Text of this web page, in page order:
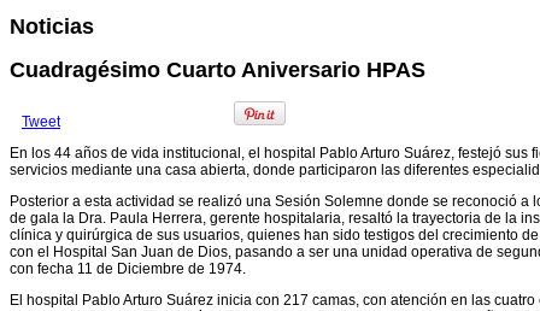
Noticias
Cuadragésimo Cuarto Aniversario HPAS
Tweet
En los 44 años de vida institucional, el hospital Pablo Arturo Suárez, festejó
servicios mediante una casa abierta, donde participaron las diferentes
Posterior a esta actividad se realizó una Sesión Solemne donde se reconoció
de gala la Dra. Paula Herrera, gerente hospitalaria, resaltó la trayectoria de la
clínica y quirúrgica de sus usuarios, quienes han sido testigos del crecimiento
con el Hospital San Juan de Dios, pasando a ser una unidad operativa de
con fecha 11 de Diciembre de 1974.
El hospital Pablo Arturo Suárez inicia con 217 camas, con atención en las